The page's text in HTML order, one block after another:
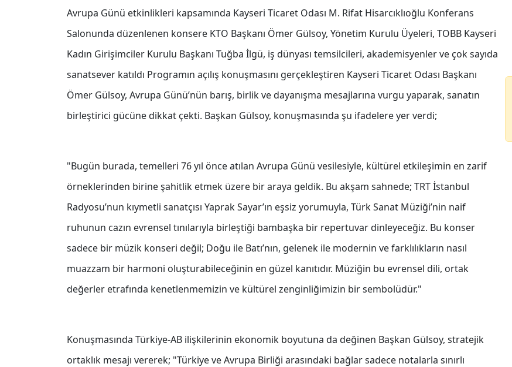
Avrupa Günü etkinlikleri kapsamında Kayseri Ticaret Odası M. Rifat Hisarcıklıoğlu Konferans
Salonunda düzenlenen konsere KTO Başkanı Ömer Gülsoy, Yönetim Kurulu Üyeleri, TOBB Kayseri
Kadın Girişimciler Kurulu Başkanı Tuğba İlgü, iş dünyası temsilcileri, akademisyenler ve çok sayıda
sanatsever katıldı Programın açılış konuşmasını gerçekleştiren Kayseri Ticaret Odası Başkanı
Ömer Gülsoy, Avrupa Günü’nün barış, birlik ve dayanışma mesajlarına vurgu yaparak, sanatın
birleştirici gücüne dikkat çekti. Başkan Gülsoy, konuşmasında şu ifadelere yer verdi;
"Bugün burada, temelleri 76 yıl önce atılan Avrupa Günü vesilesiyle, kültürel etkileşimin en zarif
örneklerinden birine şahitlik etmek üzere bir araya geldik. Bu akşam sahnede; TRT İstanbul
Radyosu’nun kıymetli sanatçısı Yaprak Sayar’ın eşsiz yorumuyla, Türk Sanat Müziği’nin naif
ruhunun cazın evrensel tınılarıyla birleştiği bambaşka bir repertuvar dinleyeceğiz. Bu konser
sadece bir müzik konseri değil; Doğu ile Batı’nın, gelenek ile modernin ve farklılıkların nasıl
muazzam bir harmoni oluşturabileceğinin en güzel kanıtıdır. Müziğin bu evrensel dili, ortak
değerler etrafında kenetlenmemizin ve kültürel zenginliğimizin bir sembolüdür."
Konuşmasında Türkiye-AB ilişkilerinin ekonomik boyutuna da değinen Başkan Gülsoy, stratejik
ortaklık mesajı vererek; "Türkiye ve Avrupa Birliği arasındaki bağlar sadece notalarla sınırlı